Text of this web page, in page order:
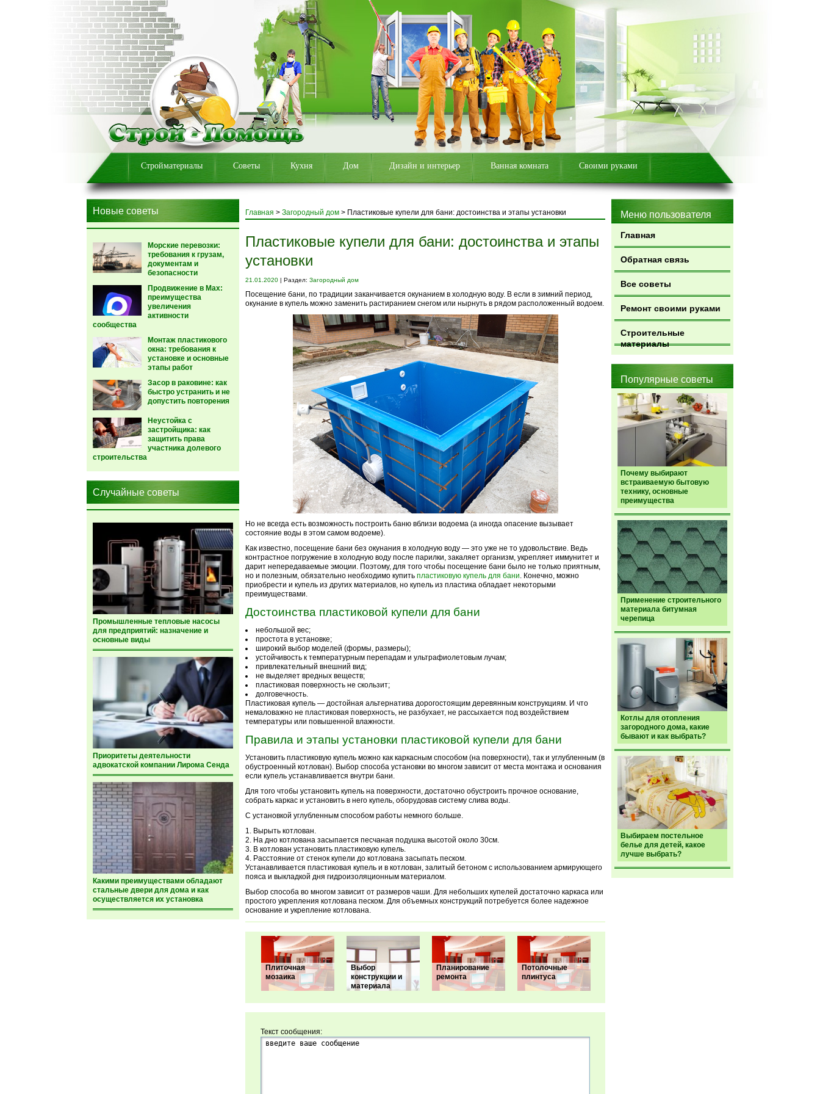
Стройматериалы Советы Кухня Дом Дизайн и интерьер Ванная комната Своими руками
Новые советы
Морские перевозки:
требования к грузам,
документам и
безопасности
Продвижение в Max:
преимущества
увеличения
активности
сообщества
Монтаж пластикового
окна: требования к
установке и основные
этапы работ
Засор в раковине: как
быстро устранить и не
допустить повторения
Неустойка с
застройщика: как
защитить права
участника долевого
строительства
Случайные советы
Промышленные тепловые насосы
для предприятий: назначение и
основные виды
Приоритеты деятельности
адвокатской компании Лирома Сенда
Какими преимуществами обладают
стальные двери для дома и как
осуществляется их установка
Меню пользователя
Главная
Обратная связь
Все советы
Ремонт своими руками
Строительные
материалы
Популярные советы
Почему выбирают
встраиваемую бытовую
технику, основные
преимущества
Применение строительного
материала битумная
черепица
Котлы для отопления
загородного дома, какие
бывают и как выбрать?
Выбираем постельное
белье для детей, какое
лучше выбрать?
Главная > Загородный дом > Пластиковые купели для бани: достоинства и этапы установки
Пластиковые купели для бани: достоинства и этапы
установки
21.01.2020 | Раздел: Загородный дом
Посещение бани, по традиции заканчивается окунанием в холодную воду. В если в зимний период,
окунание в купель можно заменить растиранием снегом или нырнуть в рядом расположенный водоем.
Но не всегда есть возможность построить баню вблизи водоема (а иногда опасение вызывает
состояние воды в этом самом водоеме).
Как известно, посещение бани без окунания в холодную воду — это уже не то удовольствие. Ведь
контрастное погружение в холодную воду после парилки, закаляет организм, укрепляет иммунитет и
дарит непередаваемые эмоции. Поэтому, для того чтобы посещение бани было не только приятным,
но и полезным, обязательно необходимо купить пластиковую купель для бани. Конечно, можно
приобрести и купель из других материалов, но купель из пластика обладает некоторыми
преимуществами.
Достоинства пластиковой купели для бани
небольшой вес;
простота в установке;
широкий выбор моделей (формы, размеры);
устойчивость к температурным перепадам и ультрафиолетовым лучам;
привлекательный внешний вид;
не выделяет вредных веществ;
пластиковая поверхность не скользит;
долговечность.
Пластиковая купель — достойная альтернатива дорогостоящим деревянным конструкциям. И что
немаловажно не пластиковая поверхность, не разбухает, не рассыхается под воздействием
температуры или повышенной влажности.
Правила и этапы установки пластиковой купели для бани
Установить пластиковую купель можно как каркасным способом (на поверхности), так и углубленным (в
обустроенный котлован). Выбор способа установки во многом зависит от места монтажа и основания
если купель устанавливается внутри бани.
Для того чтобы установить купель на поверхности, достаточно обустроить прочное основание,
собрать каркас и установить в него купель, оборудовав систему слива воды.
С установкой углубленным способом работы немного больше.
Вырыть котлован.
На дно котлована засыпается песчаная подушка высотой около 30см.
В котлован установить пластиковую купель.
Расстояние от стенок купели до котлована засыпать песком.
Устанавливается пластиковая купель и в котлован, залитый бетоном с использованием армирующего
пояса и выкладкой дня гидроизоляционным материалом.
Выбор способа во многом зависит от размеров чаши. Для небольших купелей достаточно каркаса или
простого укрепления котлована песком. Для объемных конструкций потребуется более надежное
основание и укрепление котлована.
Плиточная
мозаика
Выбор
конструкции и
материала
Планирование
ремонта
Потолочные
плинтуса
Текст сообщения: